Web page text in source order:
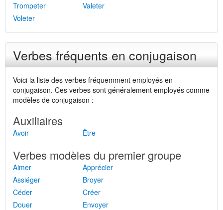
Trompeter
Valeter
Voleter
Verbes fréquents en conjugaison
Voici la liste des verbes fréquemment employés en
conjugaison. Ces verbes sont généralement employés comme
modèles de conjugaison :
Auxiliaires
Avoir Être
Verbes modèles du premier groupe
Aimer
Apprécier
Assiéger
Broyer
Céder
Créer
Douer
Envoyer